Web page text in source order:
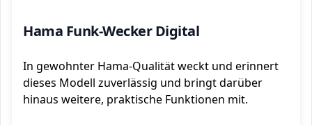
Hama Funk-Wecker Digital
In gewohnter Hama-Qualität weckt und erinnert
dieses Modell zuverlässig und bringt darüber
hinaus weitere, praktische Funktionen mit.